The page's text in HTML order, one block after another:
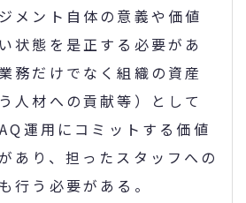
メント自体の意義や価値
状態を是正する必要があ
務だけでなく組織の資産
人材への貢献等）として
運用にコミットする価値
あり、担ったスタッフへの
行う必要がある。